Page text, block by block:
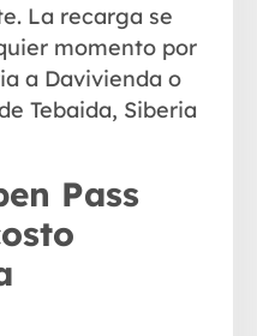
La recarga se
momento por
a Davivienda o
Tebaida, Siberia
Pass